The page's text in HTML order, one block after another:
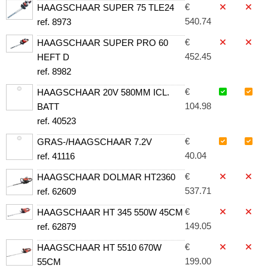
HAAGSCHAAR SUPER 75 TLE24
ref. 8973
€
540.74
HAAGSCHAAR SUPER PRO 60
HEFT D
ref. 8982
€
452.45
HAAGSCHAAR 20V 580MM ICL.
BATT
ref. 40523
€
104.98
GRAS-/HAAGSCHAAR 7.2V
ref. 41116
€
40.04
HAAGSCHAAR DOLMAR HT2360
ref. 62609
€
537.71
HAAGSCHAAR HT 345 550W 45CM
ref. 62879
€
149.05
HAAGSCHAAR HT 5510 670W
55CM
€
199.00